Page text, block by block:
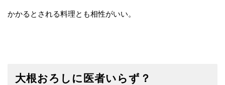
かかるとされる料理とも相性がいい。
大根おろしに医者いらず？